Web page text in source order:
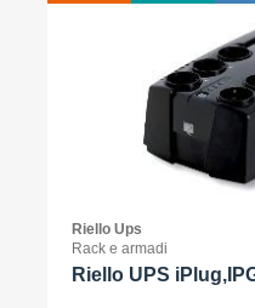
Riello Ups
Rack e armadi
Riello UPS